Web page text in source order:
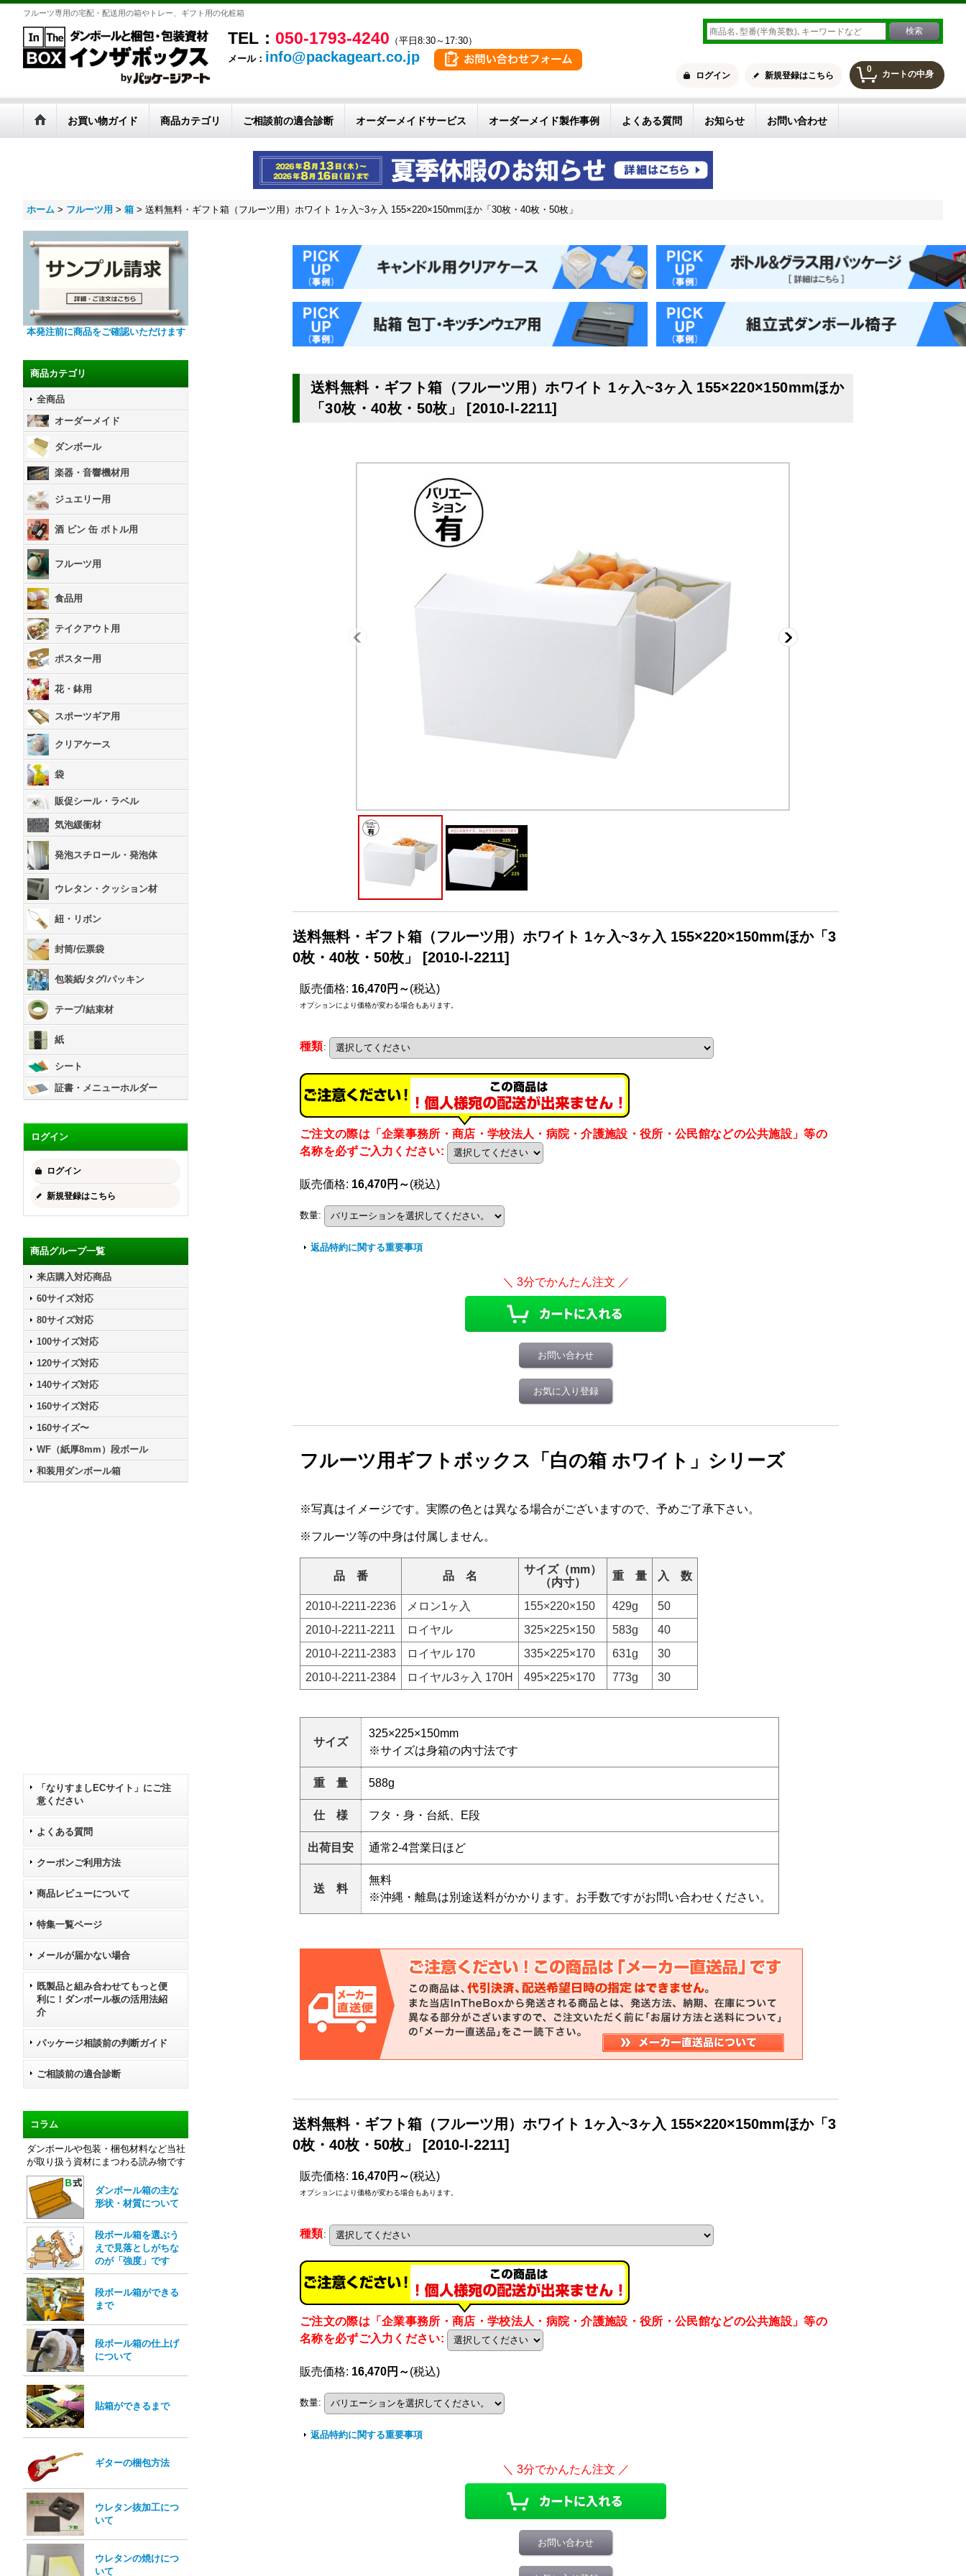
フルーツ専用の宅配・配送用の箱やトレー、ギフト用の化粧箱
TEL： 050-1793-4240 （平日8:30～17:30）
メール： info@packageart.co.jp
0 カートの中身
ログイン 新規登録はこちら
お買い物ガイド 商品カテゴリ ご相談前の適合診断 オーダーメイドサービス オーダーメイド製作事例 よくある質問 お知らせ お問い合わせ
ホーム > フルーツ用 > 箱 > 送料無料・ギフト箱（フルーツ用）ホワイト 1ヶ入~3ヶ入 155×220×150mmほか「30枚・40枚・50枚」
本発注前に商品をご確認いただけます
商品カテゴリ
全商品
オーダーメイド
ダンボール
楽器・音響機材用
ジュエリー用
酒 ビン 缶 ボトル用
フルーツ用
食品用
テイクアウト用
ポスター用
花・鉢用
スポーツギア用
クリアケース
袋
販促シール・ラベル
気泡緩衝材
発泡スチロール・発泡体
ウレタン・クッション材
紐・リボン
封筒/伝票袋
包装紙/タグ/パッキン
テープ/結束材
紙
シート
証書・メニューホルダー
ログイン
ログイン
新規登録はこちら
商品グループ一覧
来店購入対応商品
60サイズ対応
80サイズ対応
100サイズ対応
120サイズ対応
140サイズ対応
160サイズ対応
160サイズ〜
WF（紙厚8mm）段ボール
和装用ダンボール箱
「なりすましECサイト」にご注
意ください
よくある質問
クーポンご利用方法
商品レビューについて
特集一覧ページ
メールが届かない場合
既製品と組み合わせてもっと便
利に！ダンボール板の活用法紹
介
パッケージ相談前の判断ガイド
ご相談前の適合診断
コラム
ダンボールや包装・梱包材料など当社
が取り扱う資材にまつわる読み物です
ダンボール箱の主な
形状・材質について
段ボール箱を選ぶう
えで見落としがちな
のが「強度」です
段ボール箱ができる
まで
段ボール箱の仕上げ
について
貼箱ができるまで
ギターの梱包方法
ウレタン抜加工につ
いて
ウレタンの焼けにつ
いて
送料無料・ギフト箱（フルーツ用）ホワイト 1ヶ入~3ヶ入 155×220×150mmほか
「30枚・40枚・50枚」
[2010-l-2211]
送料無料・ギフト箱（フルーツ用）ホワイト 1ヶ入~3ヶ入 155×220×150mmほか「3
0枚・40枚・50枚」
[2010-l-2211]
販売価格: 16,470円～(税込)
オプションにより価格が変わる場合もあります。
種類:
ご注文の際は「企業事務所・商店・学校法人・病院・介護施設・役所・公民館などの公共施設」等の
名称を必ずご入力ください:
販売価格: 16,470円～(税込)
数量:
返品特約に関する重要事項
お問い合わせ
お気に入り登録
フルーツ用ギフトボックス「白の箱 ホワイト」シリーズ
※写真はイメージです。実際の色とは異なる場合がございますので、予めご了承下さい。
※フルーツ等の中身は付属しません。
品 番 品 名
サイズ（mm）
（内寸）
重 量 入 数
2010-l-2211-2236 メロン1ヶ入 155×220×150 429g
50
2010-l-2211-2211
ロイヤル 325×225×150 583g
40
2010-l-2211-2383
ロイヤル 170 335×225×170 631g
30
2010-l-2211-2384
ロイヤル3ヶ入 170H 495×225×170 773g 30
サイズ
325×225×150mm
※サイズは身箱の内寸法です
重 量 588g
仕 様 フタ・身・台紙、E段
出荷目安 通常2-4営業日ほど
送 料
無料
※沖縄・離島は別途送料がかかります。お手数ですがお問い合わせください。
送料無料・ギフト箱（フルーツ用）ホワイト 1ヶ入~3ヶ入 155×220×150mmほか「3
0枚・40枚・50枚」
[2010-l-2211]
販売価格: 16,470円～(税込)
オプションにより価格が変わる場合もあります。
種類:
ご注文の際は「企業事務所・商店・学校法人・病院・介護施設・役所・公民館などの公共施設」等の
名称を必ずご入力ください:
販売価格: 16,470円～(税込)
数量:
返品特約に関する重要事項
お問い合わせ